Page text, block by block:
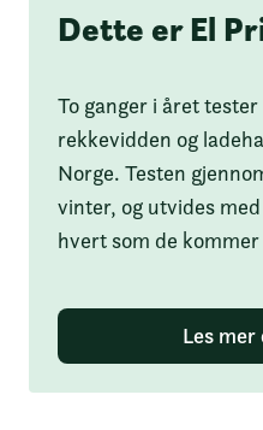
Dette er El
To ganger i året
rekkevidden og
Norge. Testen
vinter, og utvides
hvert som de
Les